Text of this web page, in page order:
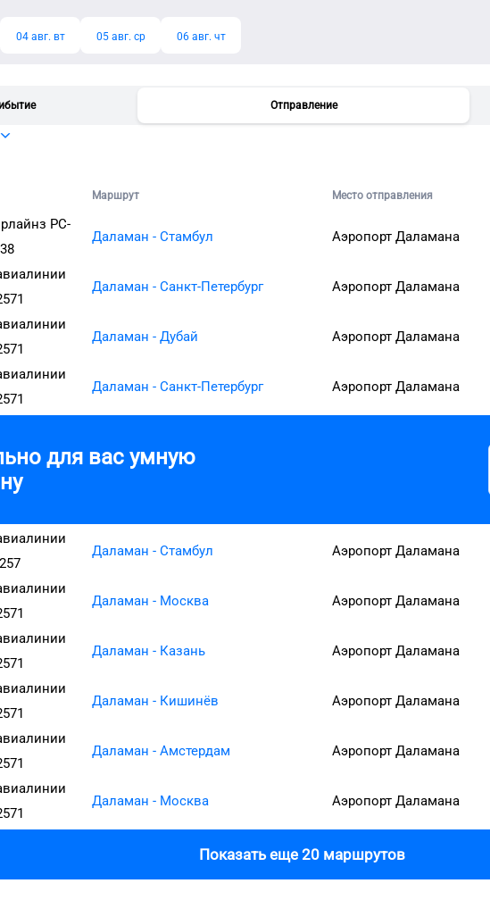
04 авг. вт 05 авг. ср 06 авг. чт
Отправление
Маршрут Место отправления
PC-
Даламан - Стамбул Аэропорт Даламана
Даламан - Санкт-Петербург Аэропорт Даламана
Даламан - Дубай Аэропорт Даламана
Даламан - Санкт-Петербург Аэропорт Даламана
для вас умную
Даламан - Стамбул Аэропорт Даламана
Даламан - Москва Аэропорт Даламана
Даламан - Казань Аэропорт Даламана
Даламан - Кишинёв Аэропорт Даламана
Даламан - Амстердам Аэропорт Даламана
Даламан - Москва Аэропорт Даламана
Показать еще 20 маршрутов